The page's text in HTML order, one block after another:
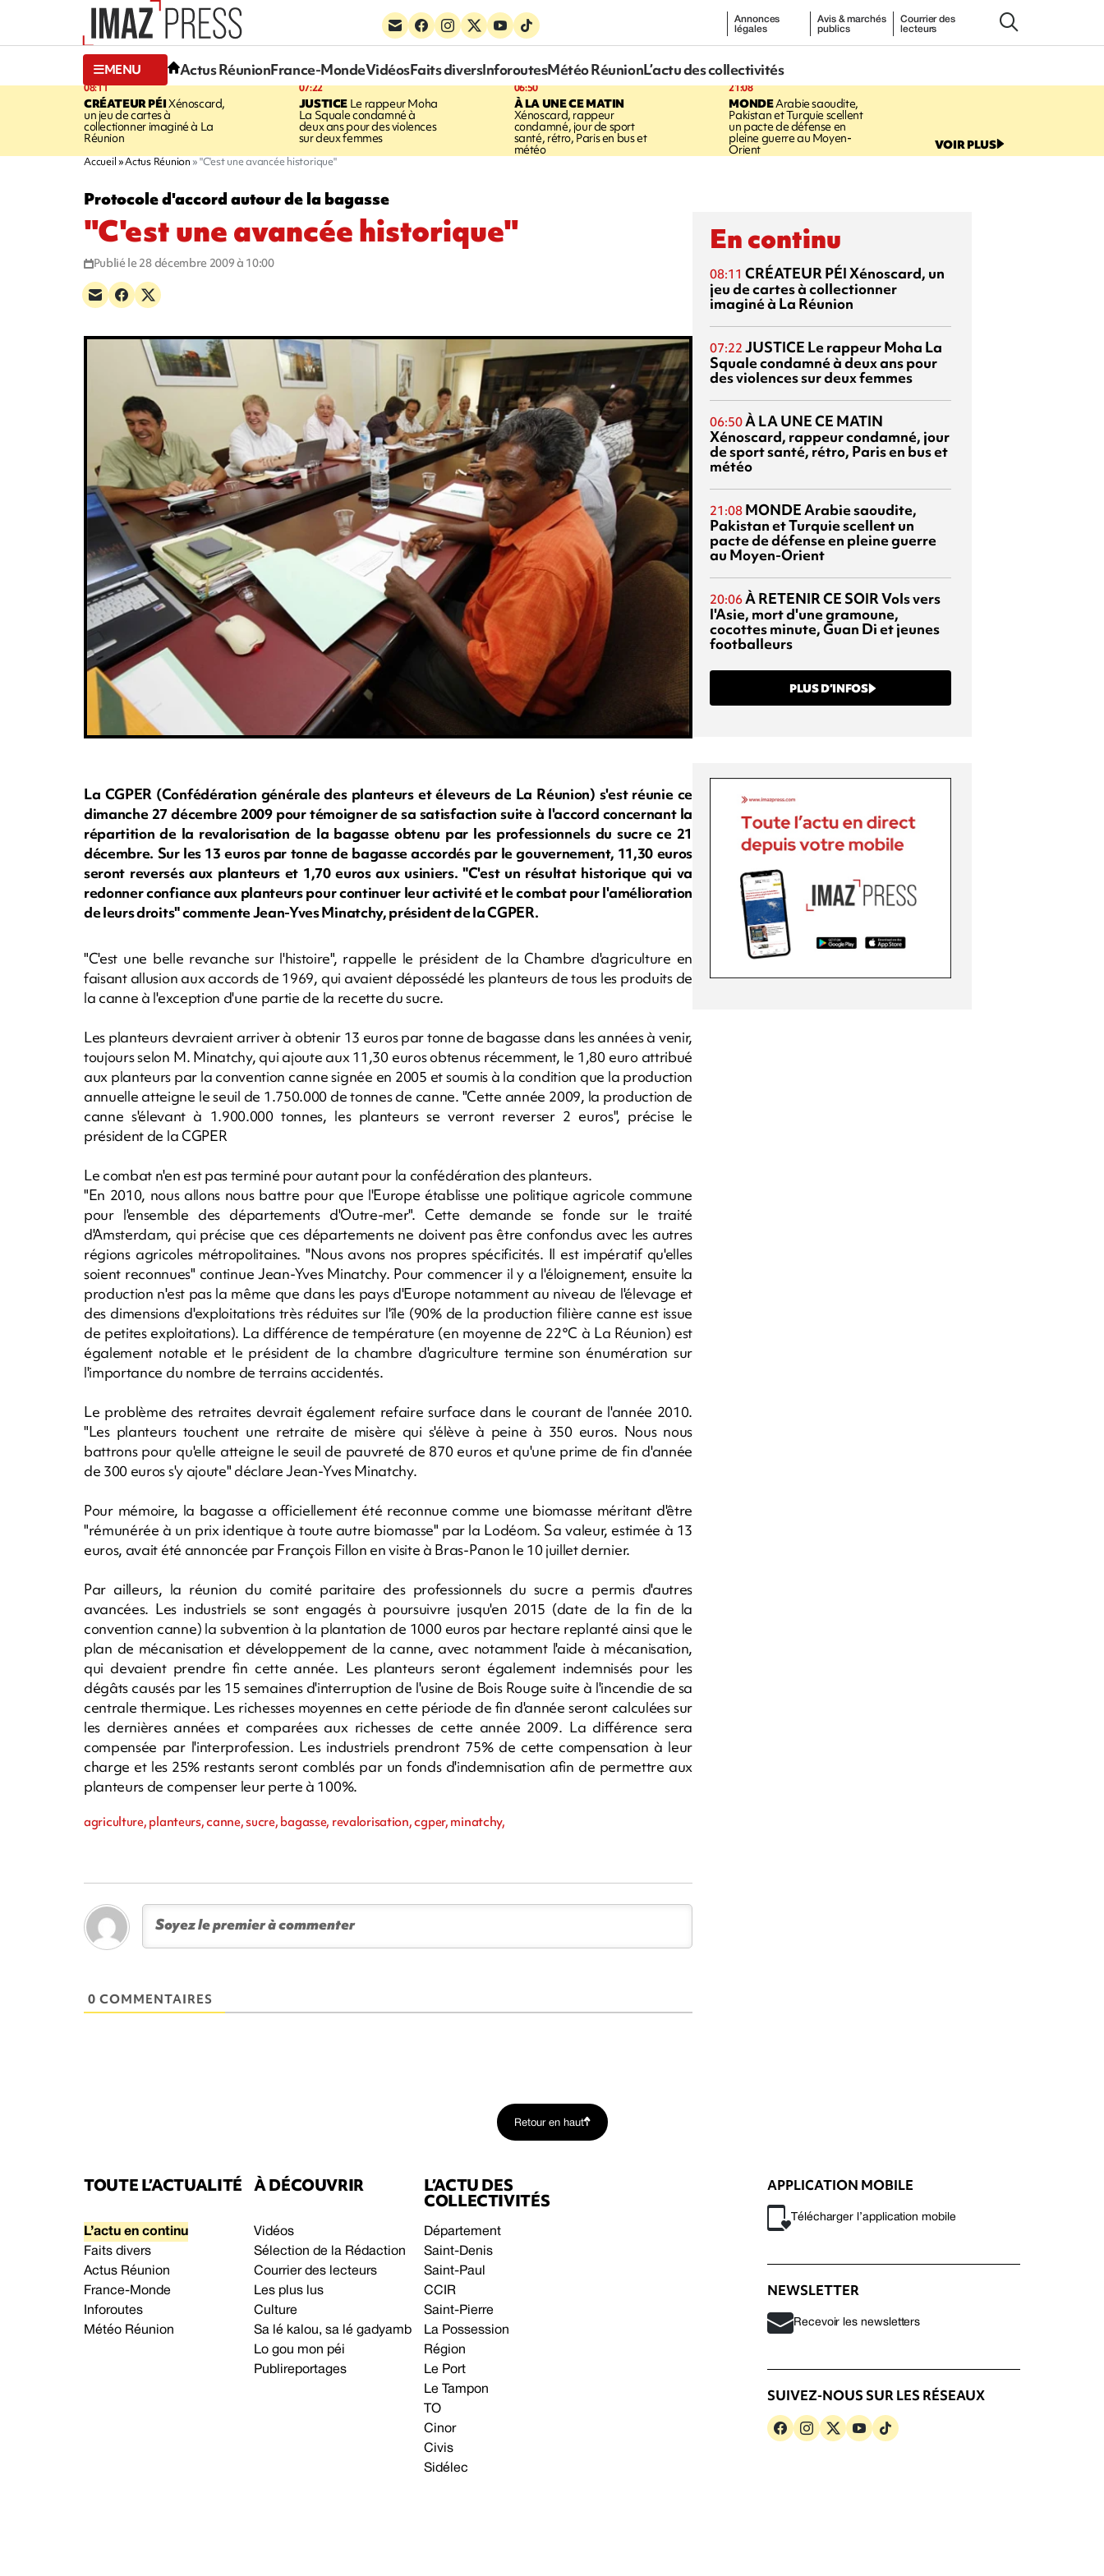
Annonces
légales
Avis & marchés
publics
Courrier des
lecteurs
MENU Actus RéunionFrance-MondeVidéosFaits diversInforoutesMétéo RéunionL’actu des collectivités
08:11
CRÉATEUR PÉIXénoscard,
un jeu de cartes à
collectionner imaginé à La
Réunion
07:22
JUSTICE Le rappeur Moha
La Squale condamné à
deux ans pour des violences
sur deux femmes
06:50
À LA UNE CE MATIN
Xénoscard, rappeur
condamné, jour de sport
santé, rétro, Paris en bus et
météo
21:08
MONDEArabie saoudite,
Pakistan et Turquie scellent
un pacte de défense en
pleine guerre au Moyen-
Orient VOIR PLUS
Accueil Actus Réunion "C'est une avancée historique"
Protocole d'accord autour de la bagasse
"C'est une avancée historique"
Publié le 28 décembre 2009 à 10:00
La CGPER (Confédération générale des planteurs et éleveurs de La Réunion) s'est réunie ce
dimanche 27 décembre 2009 pour témoigner de sa satisfaction suite à l'accord concernant la
répartition de la revalorisation de la bagasse obtenu par les professionnels du sucre ce 21
décembre. Sur les 13 euros par tonne de bagasse accordés par le gouvernement, 11,30 euros
seront reversés aux planteurs et 1,70 euros aux usiniers. "C'est un résultat historique qui va
redonner confiance aux planteurs pour continuer leur activité et le combat pour l'amélioration
de leurs droits" commente Jean-Yves Minatchy, président de la CGPER.
"C'est une belle revanche sur l'histoire", rappelle le président de la Chambre d'agriculture en
faisant allusion aux accords de 1969, qui avaient dépossédé les planteurs de tous les produits de
la canne à l'exception d'une partie de la recette du sucre.
Les planteurs devraient arriver à obtenir 13 euros par tonne de bagasse dans les années à venir,
toujours selon M. Minatchy, qui ajoute aux 11,30 euros obtenus récemment, le 1,80 euro attribué
aux planteurs par la convention canne signée en 2005 et soumis à la condition que la production
annuelle atteigne le seuil de 1.750.000 de tonnes de canne. "Cette année 2009, la production de
canne s'élevant à 1.900.000 tonnes, les planteurs se verront reverser 2 euros", précise le
président de la CGPER
Le combat n'en est pas terminé pour autant pour la confédération des planteurs.
"En 2010, nous allons nous battre pour que l'Europe établisse une politique agricole commune
pour l'ensemble des départements d'Outre-mer". Cette demande se fonde sur le traité
d'Amsterdam, qui précise que ces départements ne doivent pas être confondus avec les autres
régions agricoles métropolitaines. "Nous avons nos propres spécificités. Il est impératif qu'elles
soient reconnues" continue Jean-Yves Minatchy. Pour commencer il y a l'éloignement, ensuite la
production n'est pas la même que dans les pays d'Europe notamment au niveau de l'élevage et
des dimensions d'exploitations très réduites sur l'île (90% de la production filière canne est issue
de petites exploitations). La différence de température (en moyenne de 22°C à La Réunion) est
également notable et le président de la chambre d'agriculture termine son énumération sur
l'importance du nombre de terrains accidentés.
Le problème des retraites devrait également refaire surface dans le courant de l'année 2010.
"Les planteurs touchent une retraite de misère qui s'élève à peine à 350 euros. Nous nous
battrons pour qu'elle atteigne le seuil de pauvreté de 870 euros et qu'une prime de fin d'année
de 300 euros s'y ajoute" déclare Jean-Yves Minatchy.
Pour mémoire, la bagasse a officiellement été reconnue comme une biomasse méritant d'être
"rémunérée à un prix identique à toute autre biomasse" par la Lodéom. Sa valeur, estimée à 13
euros, avait été annoncée par François Fillon en visite à Bras-Panon le 10 juillet dernier.
Par ailleurs, la réunion du comité paritaire des professionnels du sucre a permis d'autres
avancées. Les industriels se sont engagés à poursuivre jusqu'en 2015 (date de la fin de la
convention canne) la subvention à la plantation de 1000 euros par hectare replanté ainsi que le
plan de mécanisation et développement de la canne, avec notamment l'aide à mécanisation,
qui devaient prendre fin cette année. Les planteurs seront également indemnisés pour les
dégâts causés par les 15 semaines d'interruption de l'usine de Bois Rouge suite à l'incendie de sa
centrale thermique. Les richesses moyennes en cette période de fin d'année seront calculées sur
les dernières années et comparées aux richesses de cette année 2009. La différence sera
compensée par l'interprofession. Les industriels prendront 75% de cette compensation à leur
charge et les 25% restants seront comblés par un fonds d'indemnisation afin de permettre aux
planteurs de compenser leur perte à 100%.
agriculture, planteurs, canne, sucre, bagasse, revalorisation, cgper, minatchy,
0 COMMENTAIRES
En continu
08:11 CRÉATEUR PÉIXénoscard, un
jeu de cartes à collectionner
imaginé à La Réunion
07:22 JUSTICE Le rappeur Moha La
Squale condamné à deux ans pour
des violences sur deux femmes
06:50À LA UNE CE MATIN
Xénoscard, rappeur condamné, jour
de sport santé, rétro, Paris en bus et
météo
21:08 MONDEArabie saoudite,
Pakistan et Turquie scellent un
pacte de défense en pleine guerre
au Moyen-Orient
20:06À RETENIR CE SOIRVols vers
l'Asie, mort d'une gramoune,
cocottes minute, Guan Di et jeunes
footballeurs
PLUS D’INFOS
Retour en haut
TOUTE L’ACTUALITÉ
L’actu en continu
Faits divers
Actus Réunion
France-Monde
Inforoutes
Météo Réunion
À DÉCOUVRIR
Vidéos
Sélection de la Rédaction
Courrier des lecteurs
Les plus lus
Culture
Sa lé kalou, sa lé gadyamb
Lo gou mon péi
Publireportages
L’ACTU DES
COLLECTIVITÉS
Département
Saint-Denis
Saint-Paul
CCIR
Saint-Pierre
La Possession
Région
Le Port
Le Tampon
TO
Cinor
Civis
Sidélec
APPLICATION MOBILE
Télécharger l’application mobile
NEWSLETTER
Recevoir les newsletters
SUIVEZ-NOUS SUR LES RÉSEAUX